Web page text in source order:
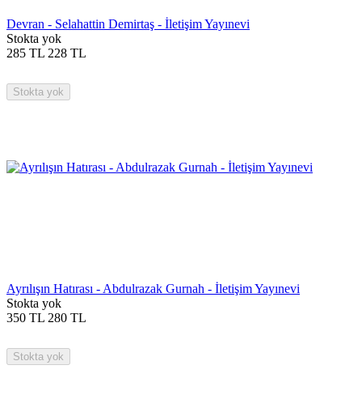
Devran - Selahattin Demirtaş - İletişim Yayınevi
Stokta yok
285 TL 228 TL
Stokta yok
Ayrılışın Hatırası - Abdulrazak Gurnah - İletişim Yayınevi
Stokta yok
350 TL 280 TL
Stokta yok